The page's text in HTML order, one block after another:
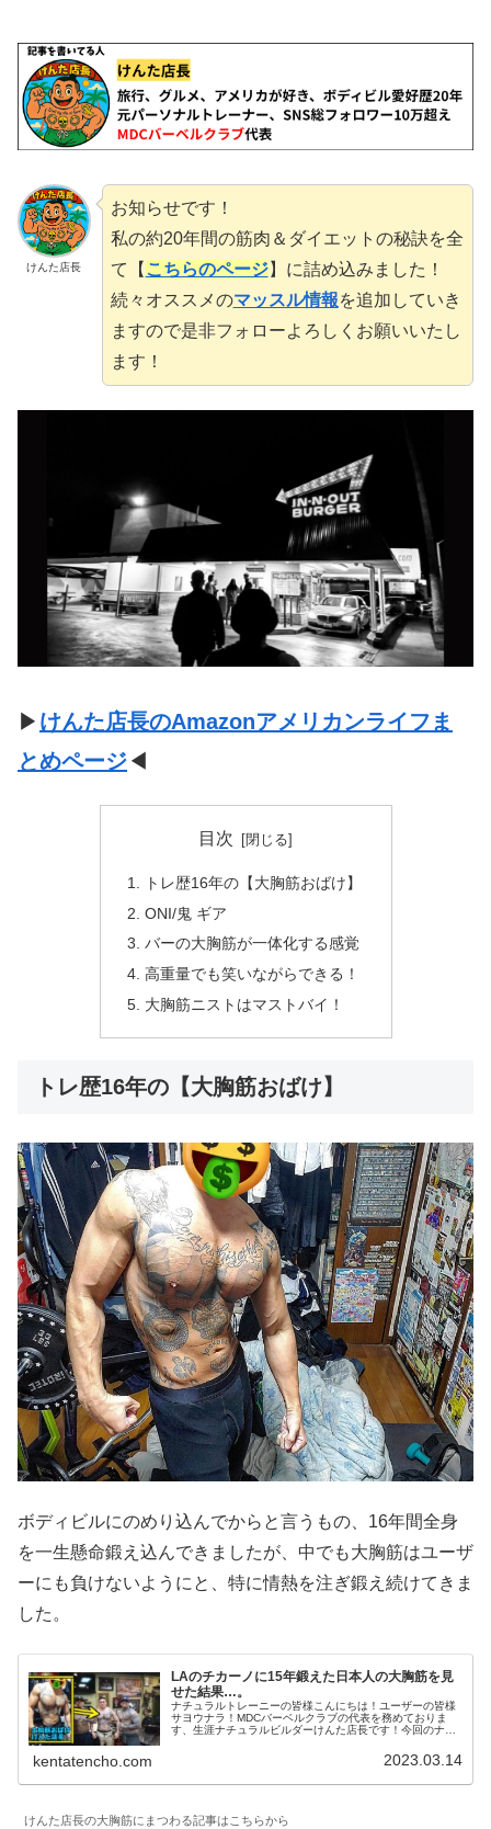
けんた店長
お知らせです！
私の約20年間の筋肉＆ダイエットの秘訣を全
て【 こちらのページ】に詰め込みました！
続々オススメのマッスル情報を追加していき
ますので是非フォローよろしくお願いいたし
ます！
▶ けんた店長のAmazonアメリカンライフま
とめページ◀
目次
トレ歴16年の【大胸筋おばけ】
ONI/鬼 ギア
バーの大胸筋が一体化する感覚
高重量でも笑いながらできる！
大胸筋ニストはマストバイ！
トレ歴16年の【大胸筋おばけ】
ボディビルにのめり込んでからと言うもの、16年間全身
を一生懸命鍛え込んできましたが、中でも大胸筋はユーザ
ーにも負けないようにと、特に情熱を注ぎ鍛え続けてきま
した。
LAのチカーノに15年鍛えた日本人の大胸筋を見
せた結果…。
ナチュラルトレーニーの皆様こんにちは！ユーザーの皆様
サヨウナラ！MDCバーベルクラブの代表を務めておりま
す、生涯ナチュラルビルダーけんた店長です！今回のナチ
kentatencho.com 2023.03.14
けんた店長の大胸筋にまつわる記事はこちらから